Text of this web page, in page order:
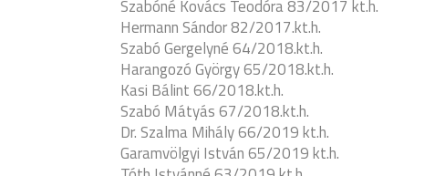
Szabóné Kovács Teodóra 83/2017 kt.h.
Hermann Sándor 82/2017.kt.h.
Szabó Gergelyné 64/2018.kt.h.
Harangozó György 65/2018.kt.h.
Kasi Bálint 66/2018.kt.h.
Szabó Mátyás 67/2018.kt.h.
Dr. Szalma Mihály 66/2019 kt.h.
Garamvölgyi István 65/2019 kt.h.